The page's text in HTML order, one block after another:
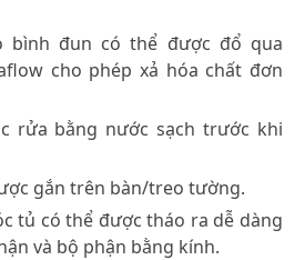
bình đun có thể được đổ qua
cho phép xả hóa chất đơn
rửa bằng nước sạch trước khi
gắn trên bàn/treo tường.
tủ có thể được tháo ra dễ dàng
và bộ phận bằng kính.